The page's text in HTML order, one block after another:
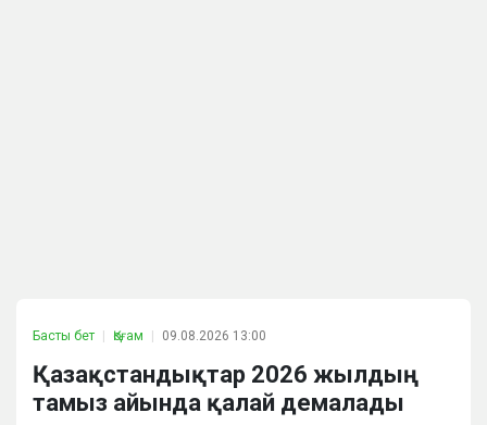
Басты бет Қоғам 09.08.2026 13:00
Қазақстандықтар 2026 жылдың
тамыз айында қалай демалады